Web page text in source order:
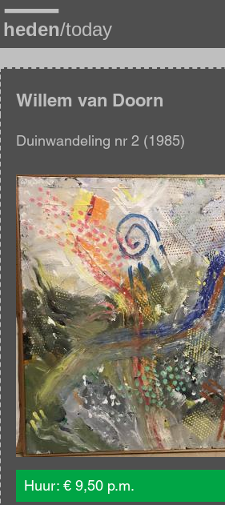
Overslaan
en
naar
inhoud
gaanWillem van Doorn
Duinwandeling nr 2 (1985)
Afbeelding
Huur: € 9,50 p.m.